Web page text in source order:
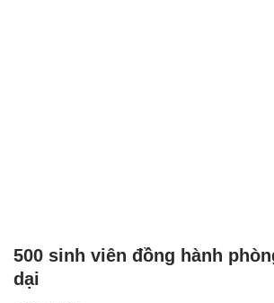
500 sinh viên đồng hành
dại